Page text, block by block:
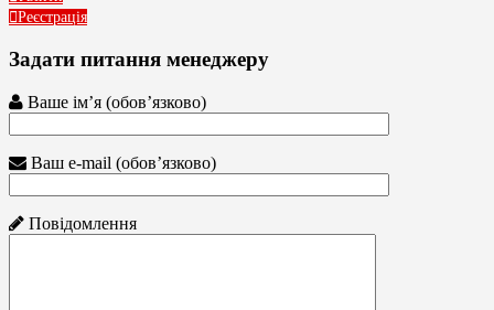
Реєстрація
Задати питання менеджеру
Ваше ім’я (обов’язково)
Ваш e-mail (обов’язково)
Повідомлення